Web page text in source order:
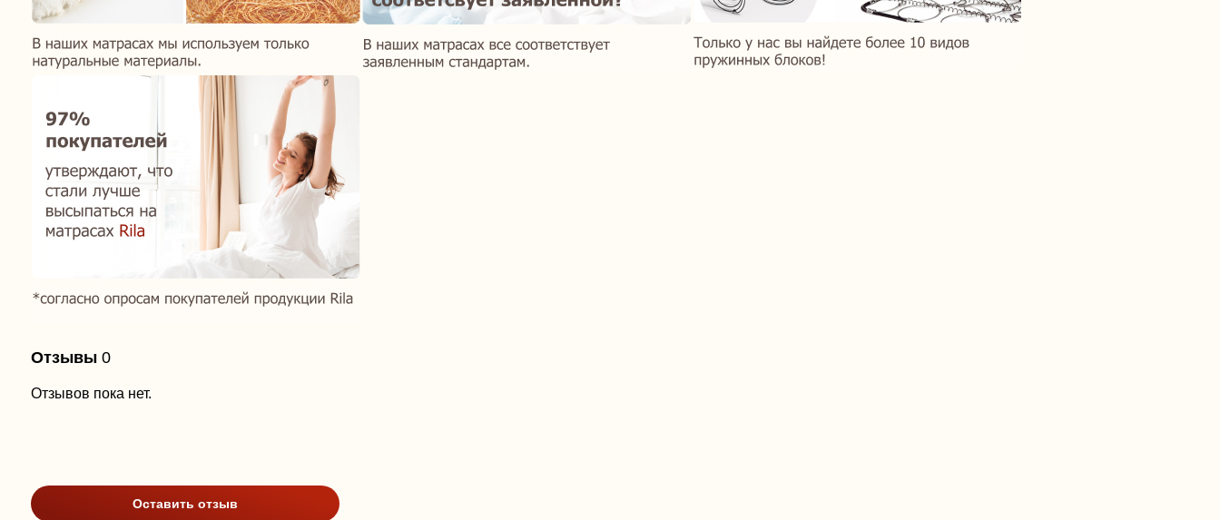
Отзывы 0
Отзывов пока нет.
Оставить отзыв